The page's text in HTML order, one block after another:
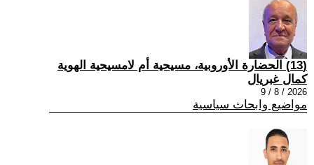
(13) الحضارة الأوروبية، مسيحية أم لامسيحية الهوية
كمال غبريال
2026 / 8 / 9
مواضيع وابحاث سياسية